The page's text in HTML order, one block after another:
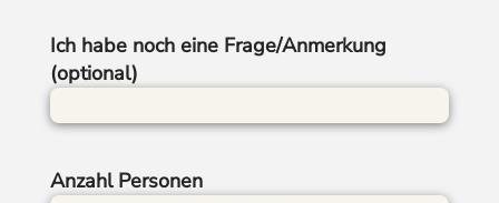
Ich habe noch eine Frage/Anmerkung
(optional)
Anzahl Personen